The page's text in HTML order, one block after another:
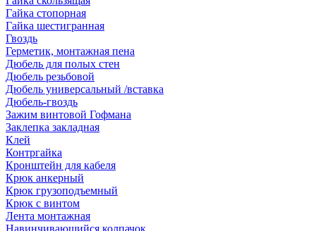
Гайка стопорная
Гайка шестигранная
Гвоздь
Герметик, монтажная пена
Дюбель для полых стен
Дюбель резьбовой
Дюбель универсальный /вставка
Дюбель-гвоздь
Зажим винтовой Гофмана
Заклепка закладная
Клей
Контргайка
Кронштейн для кабеля
Крюк анкерный
Крюк грузоподъемный
Крюк с винтом
Лента монтажная
Навинчивающийся колпачок